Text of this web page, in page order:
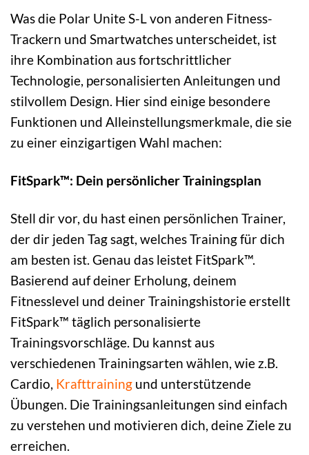
Was die Polar Unite S-L von anderen Fitness-
Trackern und Smartwatches unterscheidet, ist
ihre Kombination aus fortschrittlicher
Technologie, personalisierten Anleitungen und
stilvollem Design. Hier sind einige besondere
Funktionen und Alleinstellungsmerkmale, die sie
zu einer einzigartigen Wahl machen:
FitSpark™: Dein persönlicher Trainingsplan
Stell dir vor, du hast einen persönlichen Trainer,
der dir jeden Tag sagt, welches Training für dich
am besten ist. Genau das leistet FitSpark™.
Basierend auf deiner Erholung, deinem
Fitnesslevel und deiner Trainingshistorie erstellt
FitSpark™ täglich personalisierte
Trainingsvorschläge. Du kannst aus
verschiedenen Trainingsarten wählen, wie z.B.
Cardio, Krafttraining und unterstützende
Übungen. Die Trainingsanleitungen sind einfach
zu verstehen und motivieren dich, deine Ziele zu
erreichen.